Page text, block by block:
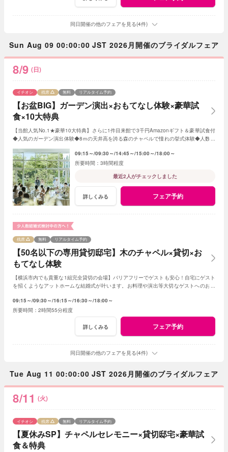
同日開催の他のフェアを見る(4件)
Sun Aug 09 00:00:00 JST 2026月開催のブライダルフェア
8/9 (日)
【お盆BIG】ガーデン演出×おもてなし体験×豪華試
食×10大特典
イチオシ 残席 無料 リアルタイム予約
【当館人気No.1★豪華10大特典】さらに1件目来館で3千円Amazonギフト＆豪華試食付
◆人気のガーデン演出体験◆8ｍの天井高を誇る森のチャペルで憧れの挙式体験◆人数や
09:15～ 09:30～ 14:45～ 15:00～ 18:00～
3時間程度
最近2人がチェックしました
詳しくみる フェア予約
【50名以下の専用貸切邸宅】木のチャペル×貸切×お
もてなし体験
残席 無料 リアルタイム予約
【横浜市内でも貴重な1組完全貸切の会場】バリアフリーでゲストも安心！自宅にゲスト
を招くようなアットホームな結婚式が叶います。お料理や演出等大切なゲストへのおも
09:15～ 09:30～ 16:15～ 16:30～ 18:00～
2時間55分程度
詳しくみる フェア予約
同日開催の他のフェアを見る(4件)
Tue Aug 11 00:00:00 JST 2026月開催のブライダルフェア
8/11 (火)
【夏休みSP】チャペルセレモニー×貸切邸宅×豪華試
食＆特典
イチオシ 残席 無料 リアルタイム予約